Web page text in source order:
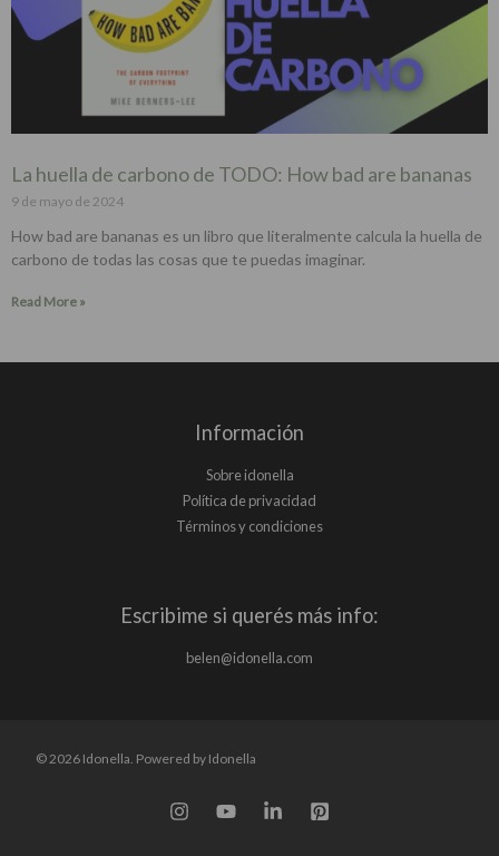
La huella de carbono de TODO: How bad are bananas
9 de mayo de 2024
How bad are bananas es un libro que literalmente calcula la huella de
carbono de todas las cosas que te puedas imaginar.
Read More »
Información
Sobre idonella
Política de privacidad
Términos y condiciones
Escribime si querés más info:
belen@idonella.com
© 2026 Idonella. Powered by Idonella